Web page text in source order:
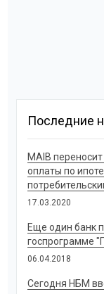
Последние
MAIB
оплаты по
17.03.2020
Еще один банк
госпрограмме
06.04.2018
Сегодня НБМ